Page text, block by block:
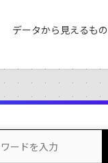
データから見えるもの